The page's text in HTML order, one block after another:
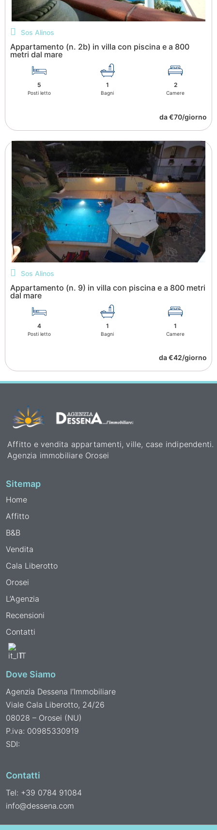
Sos Alinos
Appartamento (n. 2b) in villa con piscina e a 800
metri dal mare
5
Posti letto
1
Bagni
2
Camere
da €70/giorno
Sos Alinos
Appartamento (n. 9) in villa con piscina e a 800 metri
dal mare
4
Posti letto
1
Bagni
1
Camere
da €42/giorno
Affitto e vendita appartamenti, ville, case indipendenti.
Agenzia immobiliare Orosei
Sitemap
Home
Affitto
B&B
Vendita
Cala Liberotto
Orosei
L’Agenzia
Recensioni
Contatti
IT
Dove Siamo
Agenzia Dessena l’Immobiliare
Viale Cala Liberotto, 24/26
08028 – Orosei (NU)
P.iva: 00985330919
SDI:
Contatti
Tel: +39 0784 91084
info@dessena.com